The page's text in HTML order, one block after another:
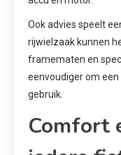
Ook advies speelt
rijwielzaak kunnen
framematen en
eenvoudiger om
gebruik.
Comfort